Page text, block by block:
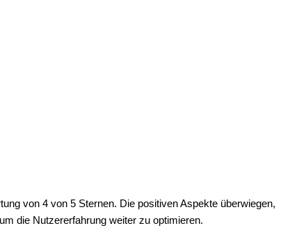
von 4 von 5 Sternen. Die positiven Aspekte überwiegen,
die Nutzererfahrung weiter zu optimieren.